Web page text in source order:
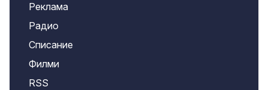
Реклама
Радио
Списание
Филми
RSS